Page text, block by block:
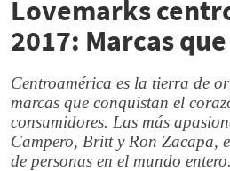
Lovemarks
2017: Marcas
Centroamérica es la tierra de
marcas que conquistan el
consumidores. Las más
Campero, Britt y Ron Zacapa,
de personas en el mundo entero.